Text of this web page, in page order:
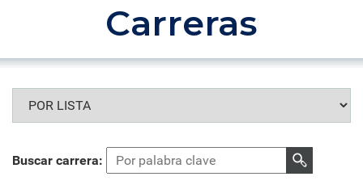
Carreras
Buscar carrera: